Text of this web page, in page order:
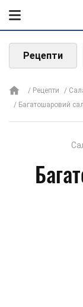
Рецепти
Рецепти
Багатошаровий